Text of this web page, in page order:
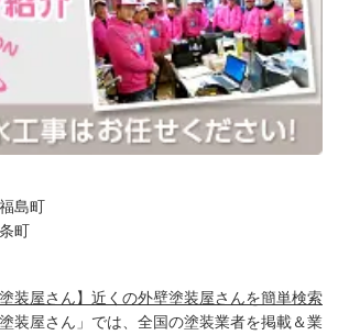
島町
町
装屋さん】近くの外壁塗装屋さんを簡単検索
装屋さん」では、全国の塗装業者を掲載＆業